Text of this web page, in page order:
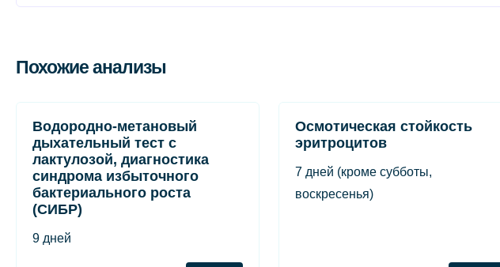
Похожие анализы
Водородно-метановый
дыхательный тест с
лактулозой, диагностика
синдрома избыточного
бактериального роста
(СИБР)
9 дней
Осмотическая стойкость
эритроцитов
7 дней (кроме субботы,
воскресенья)